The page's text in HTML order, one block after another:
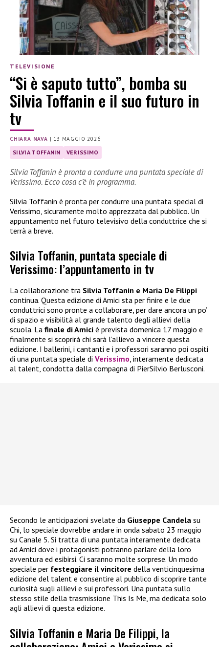
TELEVISIONE
“Si è saputo tutto”, bomba su
Silvia Toffanin e il suo futuro in
tv
CHIARA NAVA | 13 MAGGIO 2026
SILVIA TOFFANIN VERISSIMO
Silvia Toffanin è pronta a condurre una puntata speciale di
Verissimo. Ecco cosa c’è in programma.
Silvia Toffanin è pronta per condurre una puntata special di
Verissimo, sicuramente molto apprezzata dal pubblico. Un
appuntamento nel futuro televisivo della conduttrice che si
terrà a breve.
Silvia Toffanin, puntata speciale di
Verissimo: l’appuntamento in tv
La collaborazione tra Silvia Toffanin e Maria De Filippi
continua. Questa edizione di Amici sta per finire e le due
conduttrici sono pronte a collaborare, per dare ancora un po’
di spazio e visibilità al grande talento degli allievi della
scuola. La finale di Amici è prevista domenica 17 maggio e
finalmente si scoprirà chi sarà l’allievo a vincere questa
edizione. I ballerini, i cantanti e i professori saranno poi ospiti
di una puntata speciale di Verissimo, interamente dedicata
al talent, condotta dalla compagna di PierSilvio Berlusconi.
Secondo le anticipazioni svelate da Giuseppe Candela su
Chi, lo speciale dovrebbe andare in onda sabato 23 maggio
su Canale 5. Si tratta di una puntata interamente dedicata
ad Amici dove i protagonisti potranno parlare della loro
avventura ed esibirsi. Ci saranno molte sorprese. Un modo
speciale per festeggiare il vincitore della venticinquesima
edizione del talent e consentire al pubblico di scoprire tante
curiosità sugli allievi e sui professori. Una puntata sullo
stesso stile della trasmissione This Is Me, ma dedicata solo
agli allievi di questa edizione.
Silvia Toffanin e Maria De Filippi, la